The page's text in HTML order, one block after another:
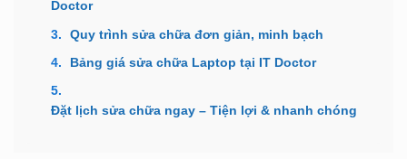
Doctor
Quy trình sửa chữa đơn giản, minh bạch
Bảng giá sửa chữa Laptop tại IT Doctor
Đặt lịch sửa chữa ngay – Tiện lợi & nhanh chóng